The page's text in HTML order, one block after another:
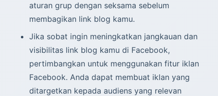
aturan grup dengan seksama sebelum
membagikan link blog kamu.
Jika sobat ingin meningkatkan jangkauan dan
visibilitas link blog kamu di Facebook,
pertimbangkan untuk menggunakan fitur iklan
Facebook. Anda dapat membuat iklan yang
ditargetkan kepada audiens yang relevan